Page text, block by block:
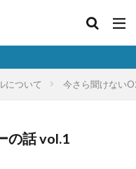
について 今さら聞けない
の話 vol.1